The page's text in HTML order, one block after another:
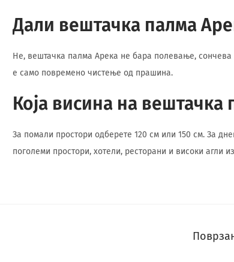
Дали вештачка палма
Не, вештачка палма Арека не бара полевање,
е само повремено чистење од прашина.
Која висина на вештачка
За помали простори одберете 120 см или 150 см. За
поголеми простори, хотели, ресторани и високи агли